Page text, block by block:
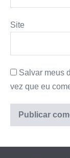
Site
Salvar meus
vez que eu